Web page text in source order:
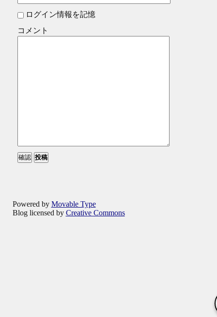
ログイン情報を記憶
コメント
Powered by Movable Type
Blog licensed by Creative Commons